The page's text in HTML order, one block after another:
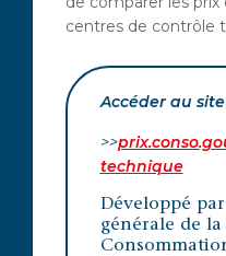
centres de contrôle
Accéder au site
>>
technique
Développé
générale de